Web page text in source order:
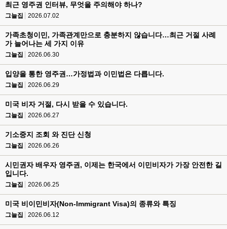
최근 영주권 인터뷰, 무엇을 주의해야 하나?
그늘집 2026.07.02
가족초청이민, 가족관계만으로 충분하지 않습니다…최근 거절 사례
가 늘어나는 세 가지 이유
그늘집 2026.06.30
입양을 통한 영주권…가정법과 이민법은 다릅니다.
그늘집 2026.06.29
미국 비자 거절, 다시 받을 수 있습니다.
그늘집 2026.06.27
기소중지 조회 와 진단 신청
그늘집 2026.06.26
시민권자 배우자 영주권, 이제는 한국에서 이민비자가 가장 안전한 길
입니다.
그늘집 2026.06.25
미국 비이민비자(Non-Immigrant Visa)의 종류와 특징
그늘집 2026.06.12